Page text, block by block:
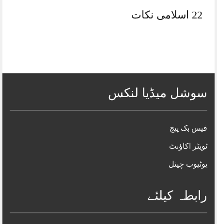
22 اسلامی نکات
سوشل میڈیا لنکس
فیس بک پیج
ٹویٹر اکاؤنٹ
یوٹیوب چینل
رابطہ کیلئے